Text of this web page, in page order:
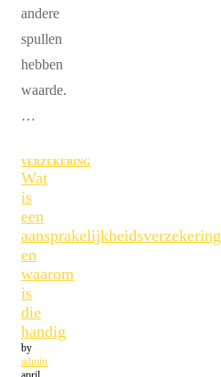
andere
spullen
hebben
waarde.
…
VERZEKERING
Wat
is
een
aansprakelijkheidsverzekering
en
waarom
is
die
handig
by
admin